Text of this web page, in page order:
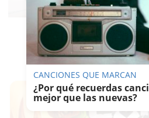
PruebaLVDS Pie de
CANCIONES QUE MARCAN
¿Por qué recuerdas
mejor que las nuevas?